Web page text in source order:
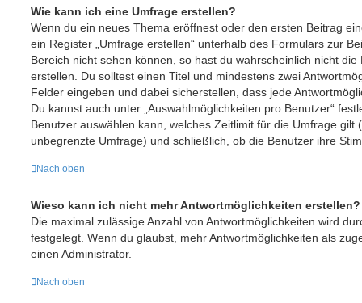
Wie kann ich eine Umfrage erstellen?
Wenn du ein neues Thema eröffnest oder den ersten Beitrag
ein Register „Umfrage erstellen“ unterhalb des Formulars zur
Bereich nicht sehen können, so hast du wahrscheinlich nicht
erstellen. Du solltest einen Titel und mindestens zwei
Felder eingeben und dabei sicherstellen, dass jede
Du kannst auch unter „Auswahlmöglichkeiten pro Benutzer“
Benutzer auswählen kann, welches Zeitlimit für die Umfrage gilt
unbegrenzte Umfrage) und schließlich, ob die Benutzer ihre
Nach oben
Wieso kann ich nicht mehr Antwortmöglichkeiten erstellen?
Die maximal zulässige Anzahl von Antwortmöglichkeiten wird
festgelegt. Wenn du glaubst, mehr Antwortmöglichkeiten als
einen Administrator.
Nach oben